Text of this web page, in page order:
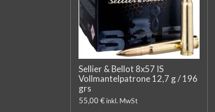
Sellier & Bellot 8x57 IS
Vollmantelpatrone 12,7 g / 196
grs
55,00 €inkl. MwSt